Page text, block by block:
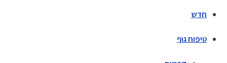
חדש
טיפוח גוף